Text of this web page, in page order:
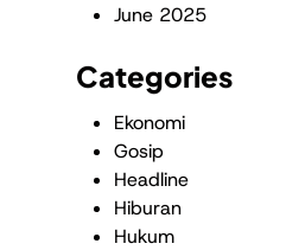
June 2025
Categories
Ekonomi
Gosip
Headline
Hiburan
Hukum